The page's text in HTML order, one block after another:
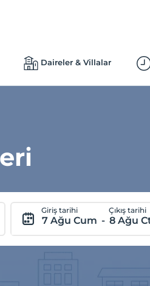
Daireler & Villalar
Giriş tarihi
7 Ağu Cum -
Çıkış tarihi
8 Ağu